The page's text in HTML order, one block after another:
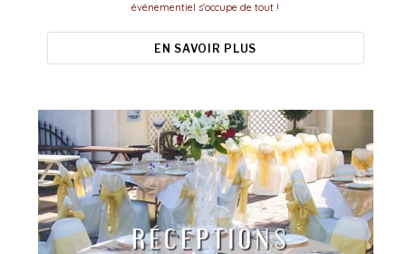
événementiel s'occupe de tout !
EN SAVOIR PLUS